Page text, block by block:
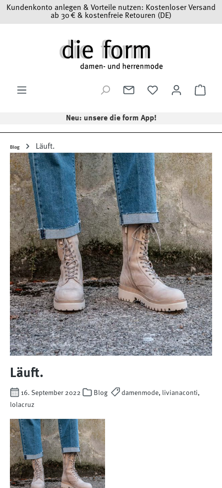
Zum Hauptinhalt springen
Kundenkonto anlegen & Vorteile nutzen: Kostenloser Versand
ab 30 € & kostenfreie Retouren (DE)
Neu: unsere die form App!
Blog Läuft.
Läuft.
16. September 2022 Blog
damenmode, livianaconti,
lolacruz